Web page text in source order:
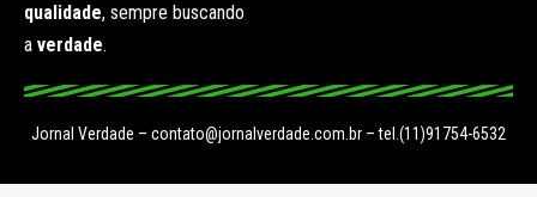
qualidade, sempre buscando
a verdade.
Jornal Verdade – contato@jornalverdade.com.br – tel.(11)91754-6532